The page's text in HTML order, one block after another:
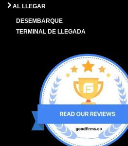
AL LLEGAR
DESEMBARQUE
TERMINAL DE LLEGADA